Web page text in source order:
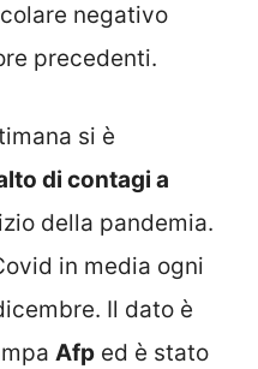
negativo
precedenti.
si è
di contagi a
della pandemia.
in media ogni
Il dato è
Afp ed è stato